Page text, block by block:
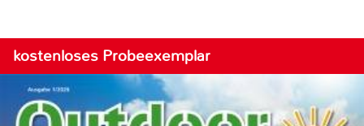
kostenloses Probeexemplar